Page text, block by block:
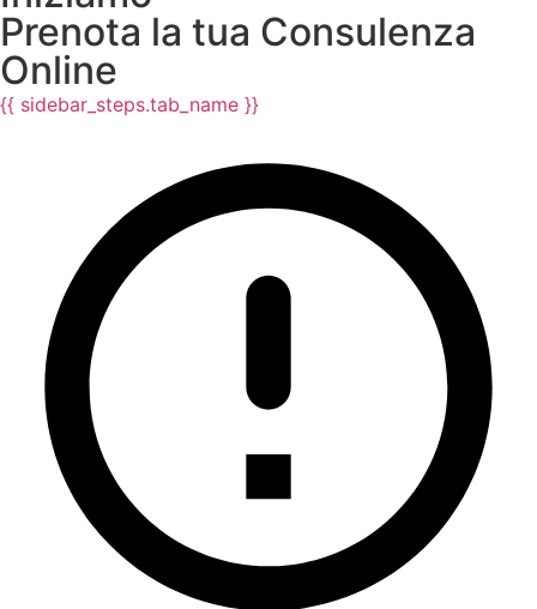
Prenota la tua Consulenza
Online
{{ sidebar_steps.tab_name }}